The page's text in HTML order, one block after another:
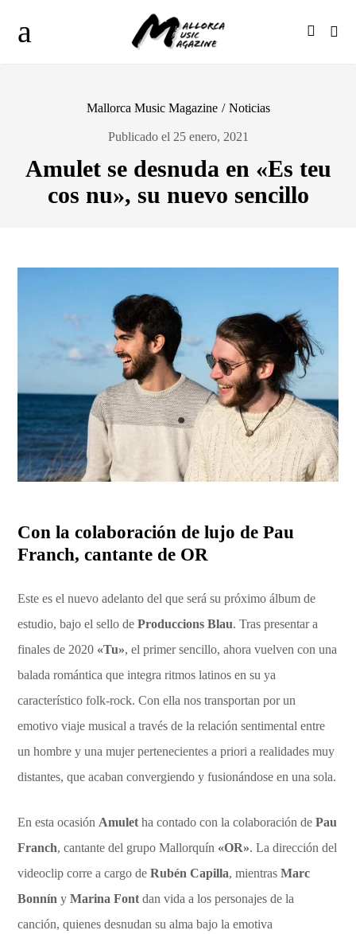
Mallorca Music Magazine / Noticias
Publicado el 25 enero, 2021
Amulet se desnuda en «Es teu
cos nu», su nuevo sencillo
Con la colaboración de lujo dePau
Franch, cantante de OR
Este es el nuevo adelanto del que será su próximo álbum de
estudio, bajo el sello deProduccions Blau. Tras presentar a
finales de 2020 «Tu», el primer sencillo, ahora vuelven con una
balada romántica que integra ritmos latinos en su ya
característico folk-rock. Con ella nos transportan por un
emotivo viaje musical a través de la relación sentimental entre
un hombre y una mujer pertenecientes a priori a realidades muy
distantes, que acaban convergiendo y fusionándose en una sola.
En esta ocasión Amulet ha contado con la colaboración dePau
Franch, cantante del grupo Mallorquín «OR». La dirección del
videoclip corre a cargo deRubén Capilla, mientrasMarc
Bonnín yMarina Font dan vida a los personajes de la
canción, quienes desnudan su alma bajo la emotiva